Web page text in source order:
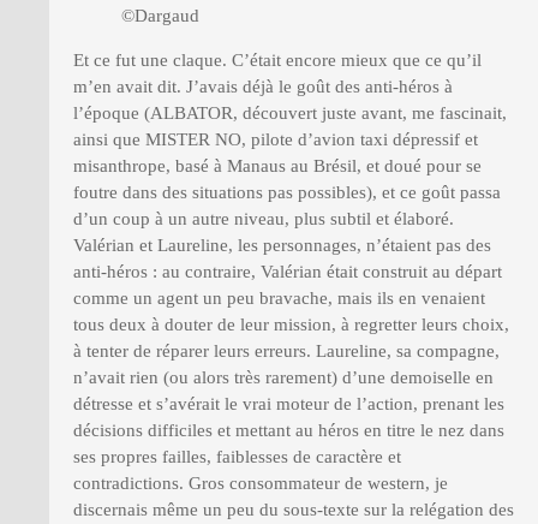
©Dargaud
Et ce fut une claque. C’était encore mieux que ce qu’il
m’en avait dit. J’avais déjà le goût des anti-héros à
l’époque (ALBATOR, découvert juste avant, me fascinait,
ainsi que MISTER NO, pilote d’avion taxi dépressif et
misanthrope, basé à Manaus au Brésil, et doué pour se
foutre dans des situations pas possibles), et ce goût passa
d’un coup à un autre niveau, plus subtil et élaboré.
Valérian et Laureline, les personnages, n’étaient pas des
anti-héros : au contraire, Valérian était construit au départ
comme un agent un peu bravache, mais ils en venaient
tous deux à douter de leur mission, à regretter leurs choix,
à tenter de réparer leurs erreurs. Laureline, sa compagne,
n’avait rien (ou alors très rarement) d’une demoiselle en
détresse et s’avérait le vrai moteur de l’action, prenant les
décisions difficiles et mettant au héros en titre le nez dans
ses propres failles, faiblesses de caractère et
contradictions. Gros consommateur de western, je
discernais même un peu du sous-texte sur la relégation des